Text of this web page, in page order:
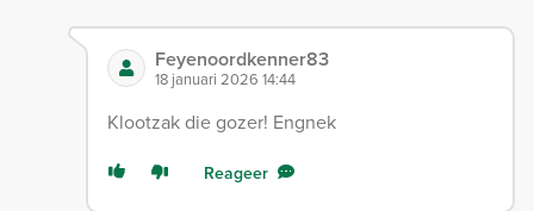
Feyenoordkenner83
18 januari 2026 14:44
Klootzak die gozer! Engnek
Reageer